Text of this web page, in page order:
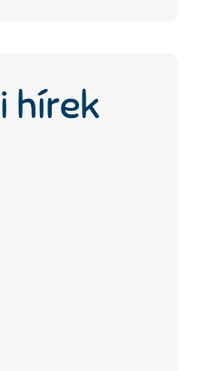
hírek